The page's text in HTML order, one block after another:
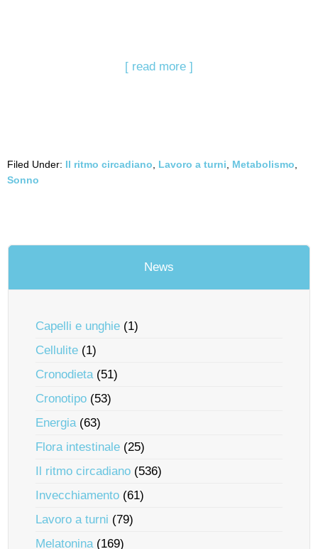
[ read more ]
Filed Under: Il ritmo circadiano Lavoro a turni Metabolismo
Sonno
News
Capelli e unghie (1)
Cellulite (1)
Cronodieta(51)
Cronotipo (53)
Energia(63)
Flora intestinale (25)
Il ritmo circadiano (536)
Invecchiamento (61)
Lavoro a turni (79)
Melatonina(169)